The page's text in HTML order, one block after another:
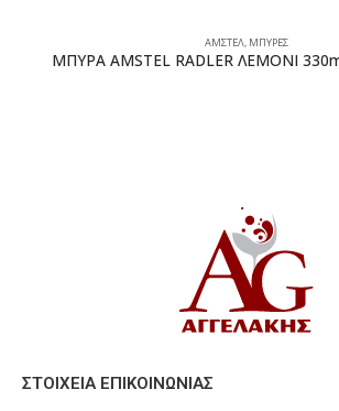
ΑΜΣΤΕΛ, ΜΠΥΡΕΣ
ΜΠΥΡΑ AMSTEL RADLER ΛΕΜΟΝΙ
ΣΤΟΙΧΕΊΑ ΕΠΙΚΟΙΝΩΝΊΑΣ